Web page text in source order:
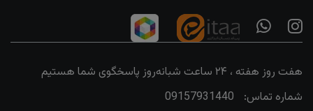
هفت روز هفته ، ۲۴ ساعت شبانه‌روز پاسخگوی شما هستیم
شماره تماس:
09157931440